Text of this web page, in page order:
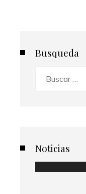
Busqueda
Noticias